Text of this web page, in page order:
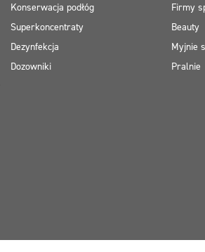
Konserwacja podłóg
Superkoncentraty
Dezynfekcja
Dozowniki
Firmy
Beauty
Myjnie
Pralnie